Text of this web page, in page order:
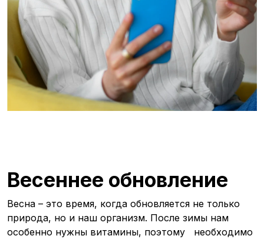
Весеннее обновление
Весна – это время, когда обновляется не только
природа, но и наш организм. После зимы нам
особенно нужны витамины, поэтому необходимо